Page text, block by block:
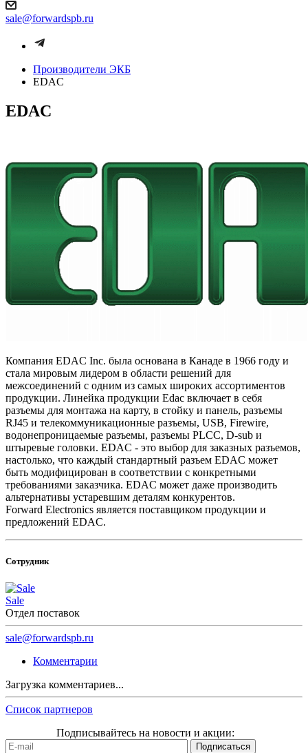
sale@forwardspb.ru
Производители ЭКБ
EDAC
EDAC
Компания EDAC Inc. была основана в Канаде в 1966 году и
стала мировым лидером в области решений для
межсоединений с одним из самых широких ассортиментов
продукции. Линейка продукции Edac включает в себя
разъемы для монтажа на карту, в стойку и панель, разъемы
RJ45 и телекоммуникационные разъемы, USB, Firewire,
водонепроницаемые разъемы, разъемы PLCC, D-sub и
штыревые головки. EDAC - это выбор для заказных разъемов,
настолько, что каждый стандартный разъем EDAC может
быть модифицирован в соответствии с конкретными
требованиями заказчика. EDAC может даже производить
альтернативы устаревшим деталям конкурентов.
Forward Electronics является поставщиком продукции и
предложений EDAC.
Сотрудник
Sale
Отдел поставок
sale@forwardspb.ru
Комментарии
Загрузка комментариев...
Список партнеров
Подписывайтесь на новости и акции: